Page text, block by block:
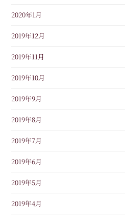
2020年1月
2019年12月
2019年11月
2019年10月
2019年9月
2019年8月
2019年7月
2019年6月
2019年5月
2019年4月